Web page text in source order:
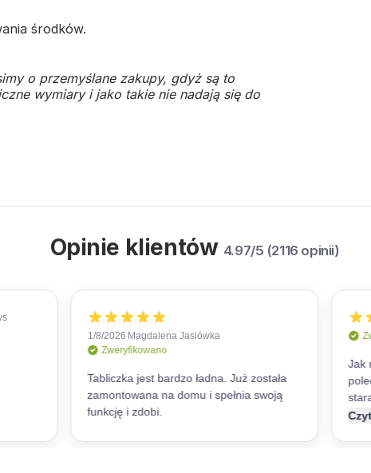
środków.
o przemyślane zakupy, gdyż są to
wymiary i jako takie nie nadają się do
Opinie klientów 4.97/5 (2116 opinii)